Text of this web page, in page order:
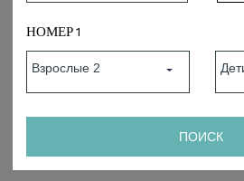
НОМЕР 1